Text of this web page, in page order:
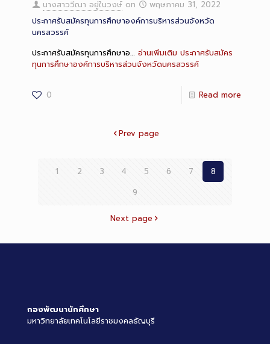
Description
นางสาววีณา อยู่ในวงษ์ on
พฤษภาคม 31, 2022
ประกาศรับสมัครทุนการศึกษาองค์การบริหารส่วนจังหวัด
นครสวรรค์
ประกาศรับสมัครทุนการศึกษาอ… อ่านเพิ่มเติม ประกาศรับสมัคร
ทุนการศึกษาองค์การบริหารส่วนจังหวัดนครสวรรค์
0 Read more
Prev page
1 2 3 4 5 6 7
8
9
Next page
กองพัฒนานักศึกษา
มหาวิทยาลัยเทคโนโลยีราชมงคลธัญบุรี